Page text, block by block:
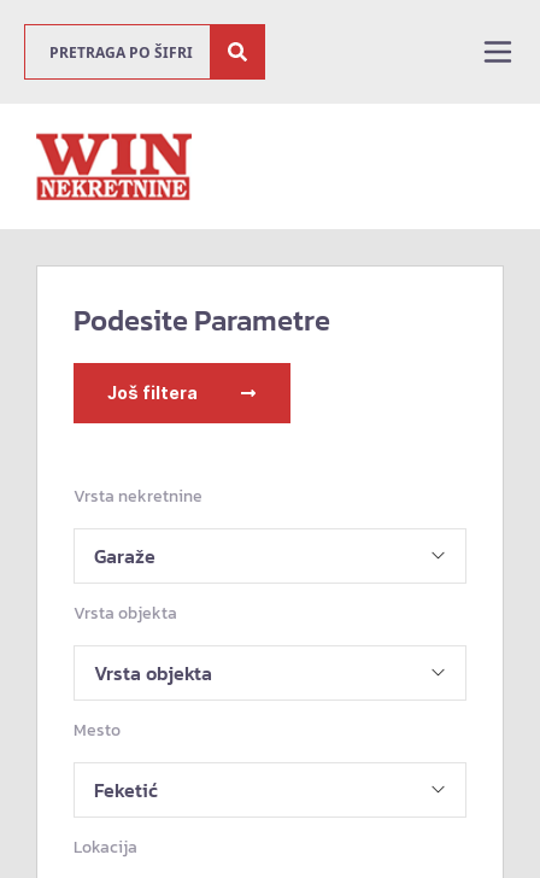
Podesite Parametre
Još filtera
Vrsta nekretnine
Vrsta objekta
Mesto
Lokacija